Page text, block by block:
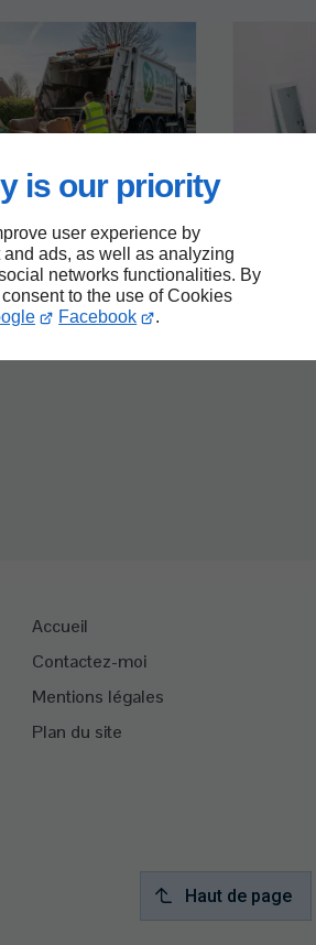
is our priority
user experience by
ads, as well as analyzing
networks functionalities. By
to the use of Cookies
Facebook .
éviter lors d'un
devis
pour
Accueil
Contactez-moi
Mentions légales
Plan du site
Haut de page